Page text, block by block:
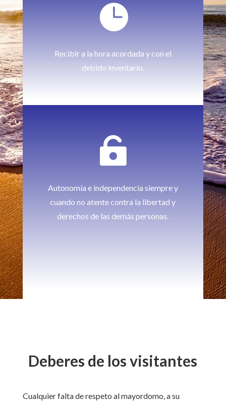

Recibir a la hora acordada y con el
debido inventario.

Autonomía e independencia siempre y
cuando no atente contra la libertad y
derechos de las demás personas.
Deberes de los visitantes
Cualquier falta de respeto al mayordomo, a su